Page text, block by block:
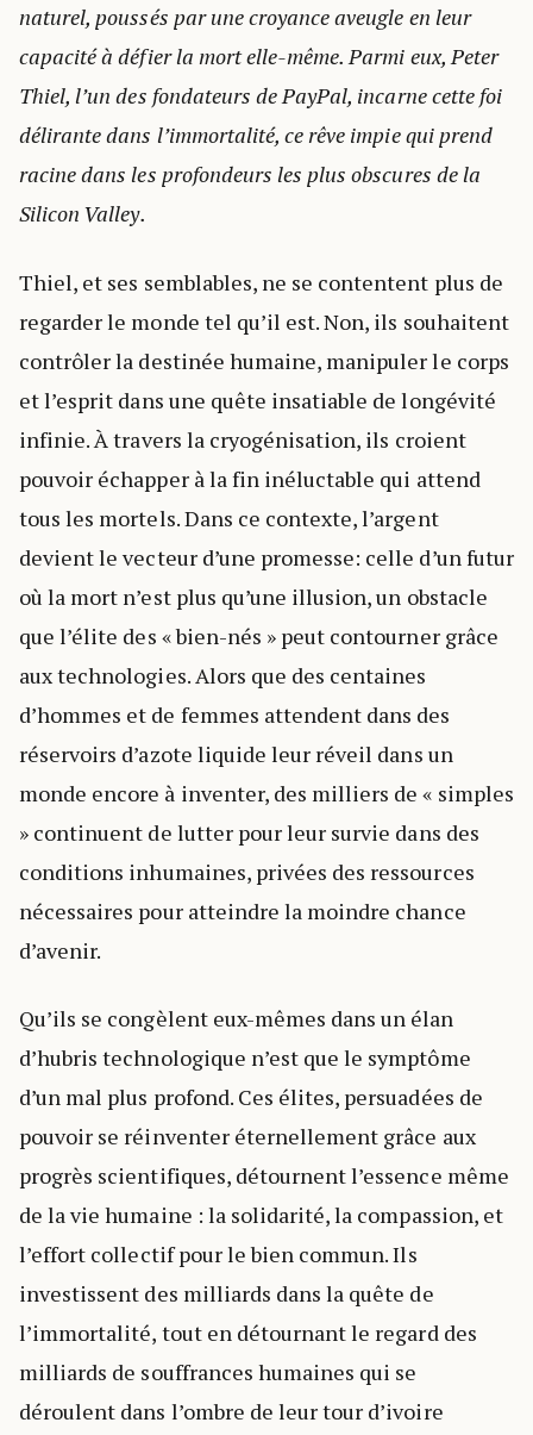
naturel, poussés par une croyance aveugle en leur
capacité à défier la mort elle-même. Parmi eux, Peter
Thiel, l’un des fondateurs de PayPal, incarne cette foi
délirante dans l’immortalité, ce rêve impie qui prend
racine dans les profondeurs les plus obscures de la
Silicon Valley.
Thiel, et ses semblables, ne se contentent plus de
regarder le monde tel qu’il est. Non, ils souhaitent
contrôler la destinée humaine, manipuler le corps
et l’esprit dans une quête insatiable de longévité
infinie. À travers la cryogénisation, ils croient
pouvoir échapper à la fin inéluctable qui attend
tous les mortels. Dans ce contexte, l’argent
devient le vecteur d’une promesse: celle d’un futur
où la mort n’est plus qu’une illusion, un obstacle
que l’élite des « bien-nés » peut contourner grâce
aux technologies. Alors que des centaines
d’hommes et de femmes attendent dans des
réservoirs d’azote liquide leur réveil dans un
monde encore à inventer, des milliers de « simples
» continuent de lutter pour leur survie dans des
conditions inhumaines, privées des ressources
nécessaires pour atteindre la moindre chance
d’avenir.
Qu’ils se congèlent eux-mêmes dans un élan
d’hubris technologique n’est que le symptôme
d’un mal plus profond. Ces élites, persuadées de
pouvoir se réinventer éternellement grâce aux
progrès scientifiques, détournent l’essence même
de la vie humaine : la solidarité, la compassion, et
l’effort collectif pour le bien commun. Ils
investissent des milliards dans la quête de
l’immortalité, tout en détournant le regard des
milliards de souffrances humaines qui se
déroulent dans l’ombre de leur tour d’ivoire